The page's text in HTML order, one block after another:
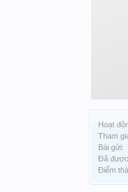
Hoạt
Tham
Bài gửi:
Đã
Điểm